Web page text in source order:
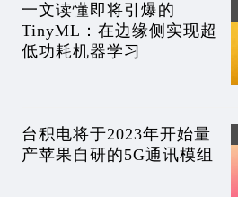
一文读懂即将引爆的
TinyML：在边缘侧实现超
低功耗机器学习
台积电将于2023年开始量
产苹果自研的5G通讯模组